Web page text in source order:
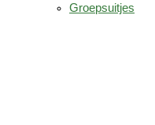
Groepsuitjes